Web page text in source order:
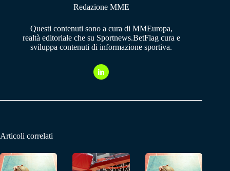
Redazione MME
Questi contenuti sono a cura di MMEuropa,
realtà editoriale che su Sportnews.BetFlag cura e
sviluppa contenuti di informazione sportiva.
Articoli correlati